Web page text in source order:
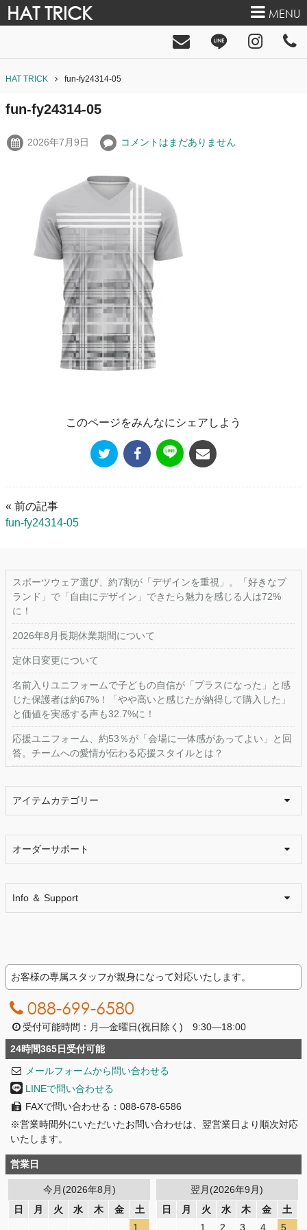
HAT TRICK MENU
HAT TRICK fun-fy24314-05
fun-fy24314-05
2026年7月9日 コメントはまだありません
このページをみんなにシェアしよう
« 前の記事
fun-fy24314-05
スポーツウェア選び、約7割が「デザインを重視」。「好きなブ
ランド」で「自由にデザイン」できたら魅力を感じる人は72%
に！
2026年8月長期休業期間について
定休日変更について
名前入りユニフォームで子どもの自信が「プラスになった」と感
じた保護者は約67%！「やや高いと感じたが納得して購入した」
と価値を実感する声も32.7%に！
応援ユニフォーム、約53％が「会場に一体感があってよい」と回
答。チームへの愛情が伝わる応援スタイルとは？
アイテムカテゴリー
オーダーサポート
Info ＆ Support
お客様の専属スタッフが親身になって対応いたします。
088-699-6580
受付可能時間：月―金曜日(祝日除く) 9:30―18:00
24時間365日受付可能
メールフォームから問い合わせる
LINEで問い合わせる
FAXで問い合わせる：088-678-6586
※営業時間外にいただいたお問い合わせは、翌営業日より順次対応
いたします。
営業日
今月(2026年8月)
日
月 火 水 木 金
土
1
翌月(2026年9月)
日
月 火 水 木 金
土
1
2 3 4 5